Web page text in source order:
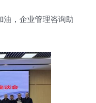
油，企业管理咨询助